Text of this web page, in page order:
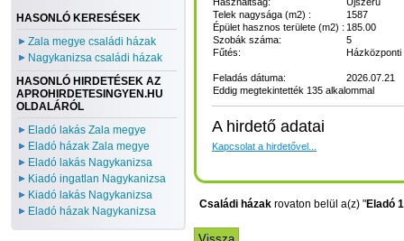
HASONLÓ KERESÉSEK
Zala megye családi házak
Nagykanizsa családi házak
HASONLÓ HIRDETÉSEK AZ
APROHIRDETESINGYEN.HU
OLDALÁRÓL
Eladó lakás Zala megye
Eladó házak Zala megye
Eladó lakás Nagykanizsa
Kiadó ingatlan Nagykanizsa
Kiadó lakás Nagykanizsa
Eladó házak Nagykanizsa
Telek nagysága (m2) :
1587
Épület hasznos területe (m2) : 185.00
Szobák száma:
5
Fűtés:
Házközponti
Feladás dátuma:
2026.07.21
Eddig megtekintették 135 alkalommal
A hirdető adatai
Kapcsolat a hirdetővel...
Családi házakrovaton belül a(z) "Eladó